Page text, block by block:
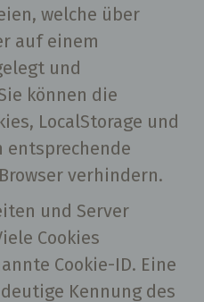
welche über
auf einem
und
können die
LocalStorage und
entsprechende
verhindern.
und Server
Cookies
Cookie-ID. Eine
Kennung des